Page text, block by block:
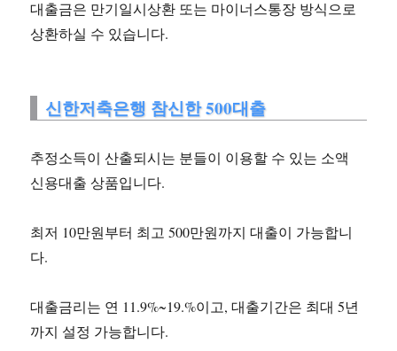
대출금은 만기일시상환 또는 마이너스통장 방식으로
상환하실 수 있습니다.
신한저축은행 참신한 500대출
추정소득이 산출되시는 분들이 이용할 수 있는 소액
신용대출 상품입니다.
최저 10만원부터 최고 500만원까지 대출이 가능합니
다.
대출금리는 연 11.9%~19.%이고, 대출기간은 최대 5년
까지 설정 가능합니다.